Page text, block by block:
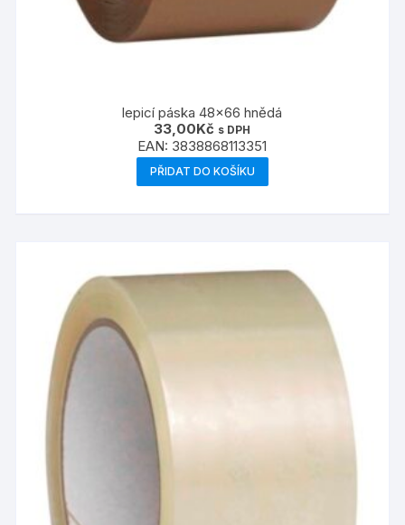
lepicí páska 48×66 hnědá
33,00Kč s DPH
EAN: 3838868113351
PŘIDAT DO KOŠÍKU